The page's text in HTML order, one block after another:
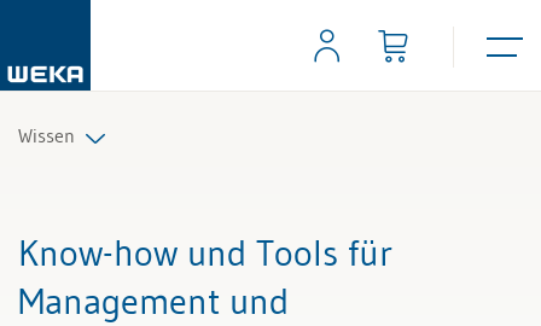
Wissen
Management
Know-how und Tools für
Management und